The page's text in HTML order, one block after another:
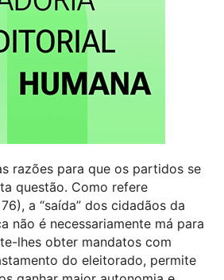
razões para que os partidos se
questão. Como refere
a “saída” dos cidadãos da
não é necessariamente má para
lhes obter mandatos com
do eleitorado, permite